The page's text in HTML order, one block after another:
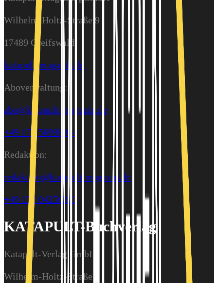
Wilhelm-Holtz-Straße 9
17489 Greifswald
katapult-magazin.de
Aboverwaltung:
abo@katapult-magazin.de
+49 176 56998944
Redaktion:
redaktion@katapult-magazin.de
+49 152 04256363
KATAPULT-Buchverlag
Katapult-Verlag GmbH
Wilhelm-Holtz-Straße 9